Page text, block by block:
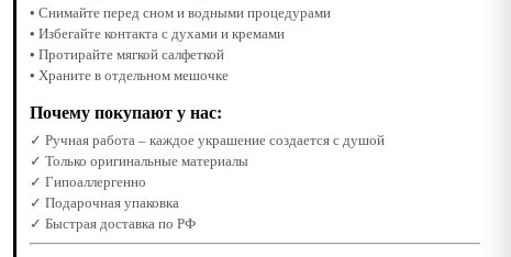
• Снимайте перед сном и водными процедурами
• Избегайте контакта с духами и кремами
• Протирайте мягкой салфеткой
• Храните в отдельном мешочке
Почему покупают у нас:
✓ Ручная работа – каждое украшение создается с душой
✓ Только оригинальные материалы
✓ Гипоаллергенно
✓ Подарочная упаковка
✓ Быстрая доставка по РФ